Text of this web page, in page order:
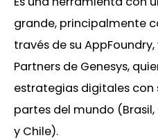
grande, principalmente
través de su
Partners de Genesys,
estrategias digitales con
partes del mundo
y Chile).